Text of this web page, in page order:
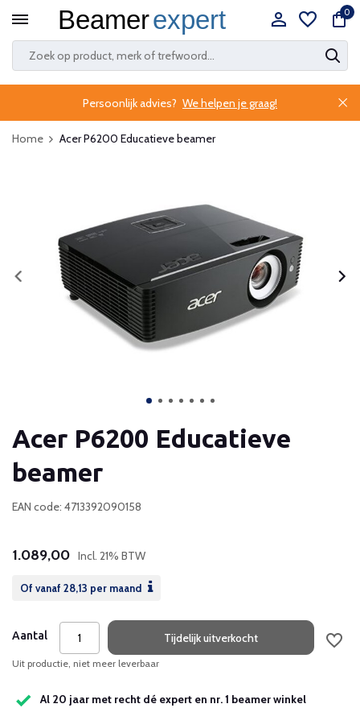
0
Persoonlijk advies? We helpen je graag!
Home Acer P6200 Educatieve beamer
Acer P6200 Educatieve
beamer
EAN code: 4713392090158
1.089,00 Incl. 21% BTW
Of vanaf 28,13 per maand
Aantal Tijdelijk uitverkocht
Uit productie, niet meer leverbaar
Al 20 jaar met recht dé expert en nr. 1 beamer winkel